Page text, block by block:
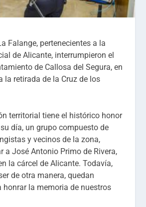
Falange, pertenecientes a la
de Alicante, interrumpieron el
de Callosa del Segura, en
la retirada de la Cruz de los
territorial tiene el histórico honor
día, un grupo compuesto de
y vecinos de la zona,
a José Antonio Primo de Rivera,
la cárcel de Alicante. Todavía,
de otra manera, quedan
la memoria de nuestros